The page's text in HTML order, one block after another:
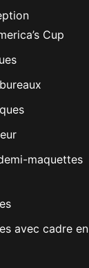
Cup
maquettes
avec cadre en